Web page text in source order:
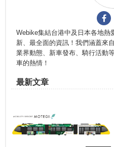
Webike集結台港中及日本各地熱
新、最全面的資訊！我們涵蓋來
業界動態、新車發布、騎行活動
車的熱情！
最新文章